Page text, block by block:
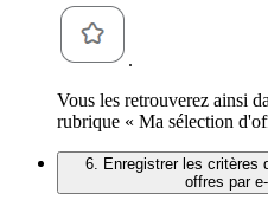
.
Vous les retrouverez ainsi
rubrique « Ma sélection
6. Enregistrer les critères
offres par